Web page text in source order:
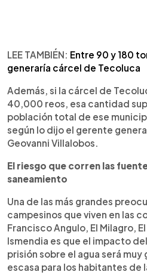
LEE TAMBIÉN: Entre 90 y 180
generaría cárcel de Tecoluca
Además, si la cárcel de
40,000 reos, esa cantidad
población total de ese
según lo dijo el gerente
Geovanni Villalobos.
El riesgo que corren las
saneamiento
Una de las más grandes
campesinos que viven en las
Francisco Angulo, El Milagro,
Ismendia es que el impacto
prisión sobre el agua será muy
escasa para los habitantes de